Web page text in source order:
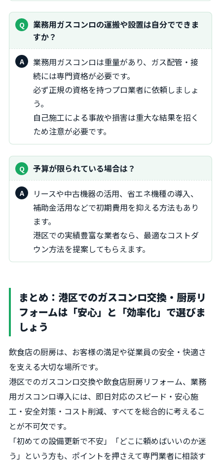
業務用ガスコンロの運搬や設置は自分でできま
すか？
業務用ガスコンロは重量があり、ガス配管・接
続には専門資格が必要です。
必ず正規の資格を持つプロ業者に依頼しましょ
う。
自己施工による事故や損害は重大な結果を招く
ため注意が必要です。
予算が限られている場合は？
リースや中古機器の活用、省エネ機種の導入、
補助金活用などで初期費用を抑える方法もあり
ます。
港区での実績豊富な業者なら、最適なコストダ
ウン方法を提案してもらえます。
まとめ：港区でのガスコンロ交換・厨房リ
フォームは「安心」と「効率化」で選びま
しょう
飲食店の厨房は、お客様の満足や従業員の安全・快適さ
を支える大切な場所です。
港区でのガスコンロ交換や飲食店厨房リフォーム、業務
用ガスコンロ導入には、即日対応のスピード・安心施
工・安全対策・コスト削減、すべてを総合的に考えるこ
とが不可欠です。
「初めての設備更新で不安」「どこに頼めばいいのか迷
う」という方も、ポイントを押さえて専門業者に相談す